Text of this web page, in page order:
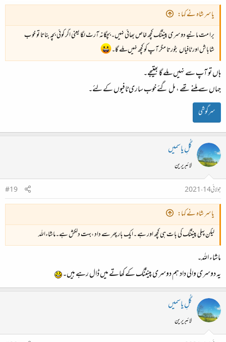
یاسر شاہ نے کہا:
برا مت مانیے دوسری پینٹنگ کچھ خاص بھائی نہیں۔بچگانہ آرٹ لگا یعنی اگر کوئی بچہ بناتا تو خوب
شاباش اور ٹافیاں بٹورتا مگر آپ کو کچھ نہیں ملے گا۔
ہاں تو آپ سے نہیں ملے گا بھتیجے۔
جہاں سے ملنے تھے ، مل گئے خوب ساری ٹافیوں کے لئے۔
سرگوشی
گُلِ یاسمیں
لائبریرین
جولائی 14، 2021
#19
یاسر شاہ نے کہا:
لیکن پہلی پینٹنگ کی بات ہی کچھ اور ہے ۔ایک بار پھر سے داد ،بہت دلکش ہے۔ماشاءاللہ
ماشاء اللہ۔
یہ دوسری والی داد ہم دوسری پینٹنگ کے کھاتے میں ڈال رہے ہیں۔
گُلِ یاسمیں
لائبریرین